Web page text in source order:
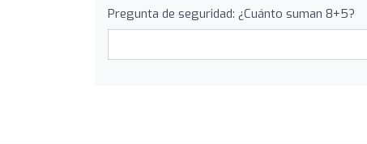
Pregunta de seguridad: ¿Cuánto suman 8+5?